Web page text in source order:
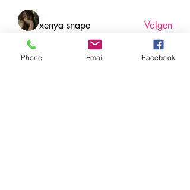
xenya snape Volgen
Rahul Rangwa Volgen
Phone Email Facebook